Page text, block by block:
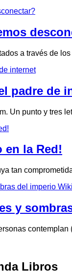
a través de
padre de
Un punto y tres
en la Red!
tan
y